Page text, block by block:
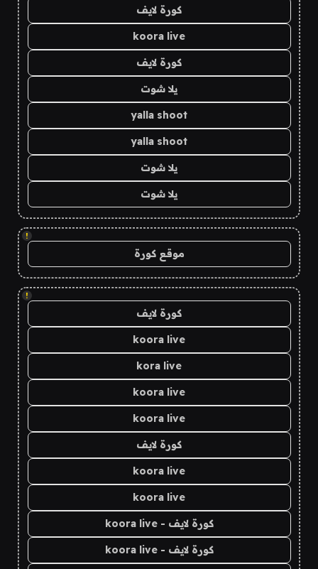
كورة لايف
koora live
كورة لايف
يلا شوت
yalla shoot
yalla shoot
يلا شوت
يلا شوت
!
موقع كورة
!
كورة لايف
koora live
kora live
koora live
koora live
كورة لايف
koora live
koora live
كورة لايف - koora live
كورة لايف - koora live